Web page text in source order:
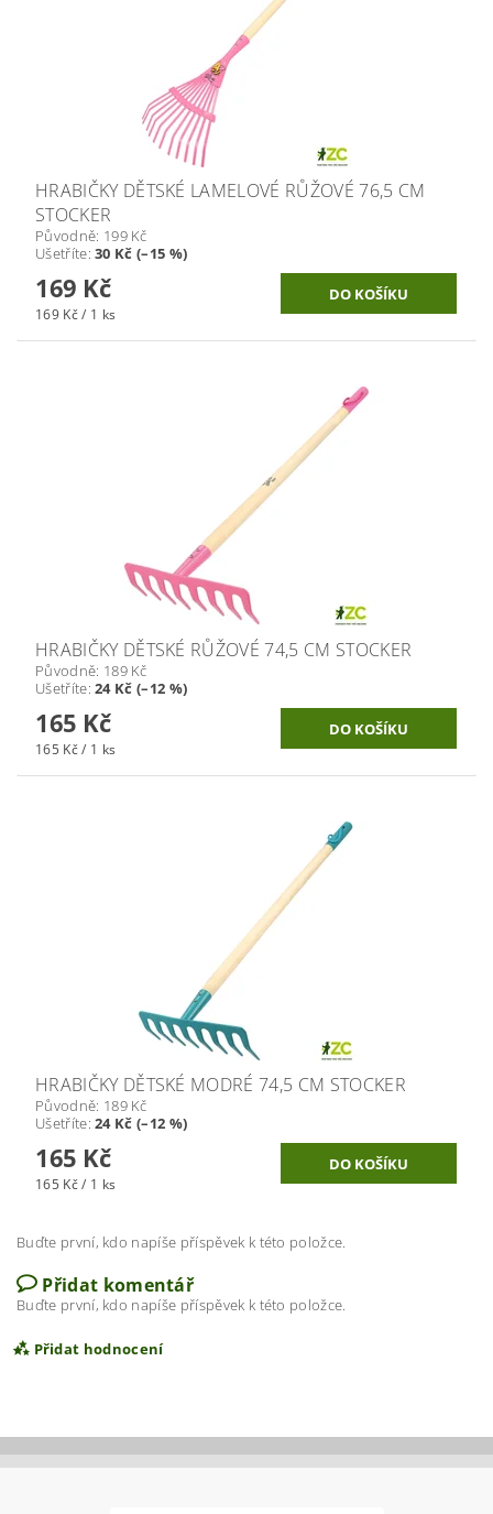
HRABIČKY DĚTSKÉ LAMELOVÉ RŮŽOVÉ 76,5 CM
STOCKER
Původně: 199 Kč
Ušetříte:30 Kč (–15 %)
169 Kč
169 Kč / 1 ks
HRABIČKY DĚTSKÉ RŮŽOVÉ 74,5 CM STOCKER
Původně: 189 Kč
Ušetříte:24 Kč (–12 %)
165 Kč
165 Kč / 1 ks
HRABIČKY DĚTSKÉ MODRÉ 74,5 CM STOCKER
Původně: 189 Kč
Ušetříte:24 Kč (–12 %)
165 Kč
165 Kč / 1 ks
Buďte první, kdo napíše příspěvek k této položce.
Přidat komentář
Buďte první, kdo napíše příspěvek k této položce.
Přidat hodnocení